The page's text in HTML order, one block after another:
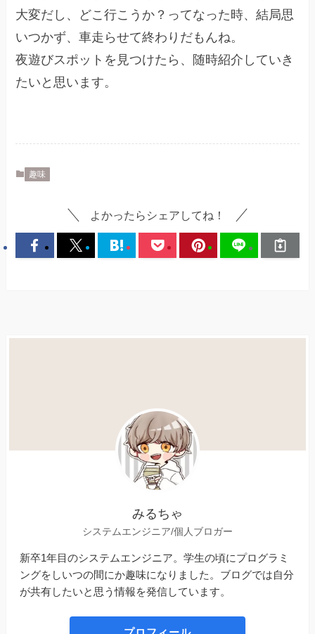
大変だし、どこ行こうか？ってなった時、結局思
いつかず、車走らせて終わりだもんね。
夜遊びスポットを見つけたら、随時紹介していき
たいと思います。
趣味
よかったらシェアしてね！
みるちゃ
システムエンジニア/個人ブロガー
新卒1年目のシステムエンジニア。学生の頃にプログラミ
ングをしいつの間にか趣味になりました。ブログでは自分
が共有したいと思う情報を発信しています。